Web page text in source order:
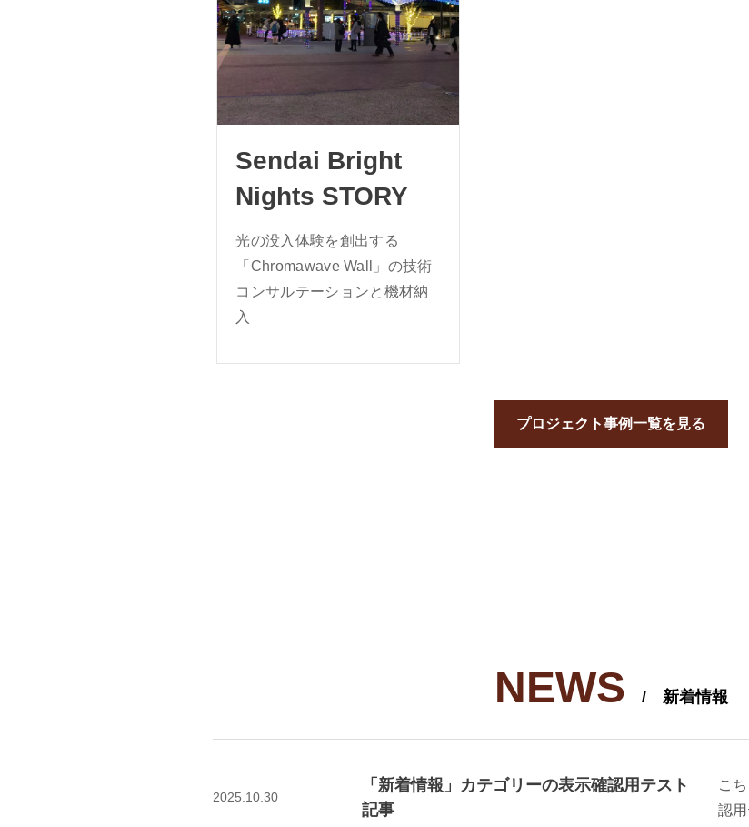
Sendai Bright
Nights STORY
光の没入体験を創出する
「Chromawave Wall」の技術
コンサルテーションと機材納
入
プロジェクト事例一覧を見る
NEWS / 新着情報
2025.10.30
「新着情報」カテゴリーの表示確認用テスト
記事
こ
認